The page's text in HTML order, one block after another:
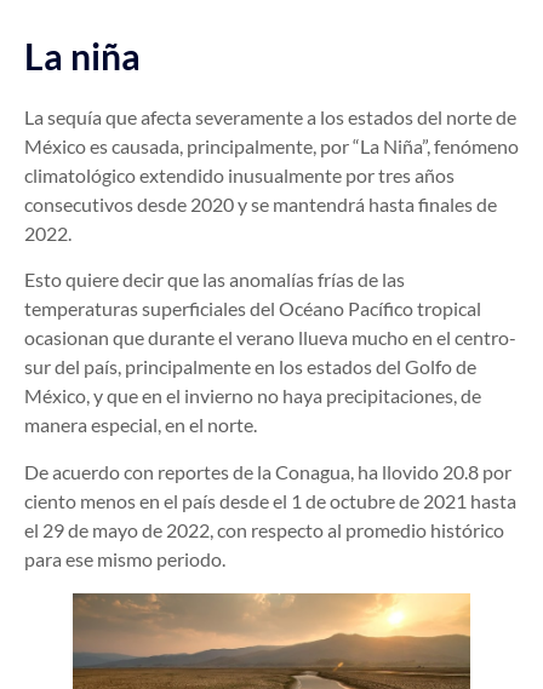
La niña
La sequía que afecta severamente a los estados del norte de
México es causada, principalmente, por “La Niña”, fenómeno
climatológico extendido inusualmente por tres años
consecutivos desde 2020 y se mantendrá hasta finales de
2022.
Esto quiere decir que las anomalías frías de las
temperaturas superficiales del Océano Pacífico tropical
ocasionan que durante el verano llueva mucho en el centro-
sur del país, principalmente en los estados del Golfo de
México, y que en el invierno no haya precipitaciones, de
manera especial, en el norte.
De acuerdo con reportes de la Conagua, ha llovido 20.8 por
ciento menos en el país desde el 1 de octubre de 2021 hasta
el 29 de mayo de 2022, con respecto al promedio histórico
para ese mismo periodo.